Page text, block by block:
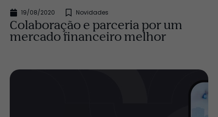
19/08/2020 Novidades
Colaboração e parceria por um
mercado financeiro melhor